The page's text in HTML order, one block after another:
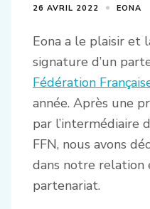
26 AVRIL 2022 EONA
Eona a le plaisir et
signature d’un
Fédération
année. Après une
par l’intermédiaire
FFN, nous avons
dans notre relation
partenariat.